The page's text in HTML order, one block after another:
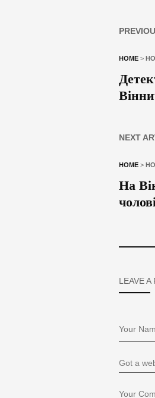
HOME>
NEXT
HOME>
На
LEAVE A